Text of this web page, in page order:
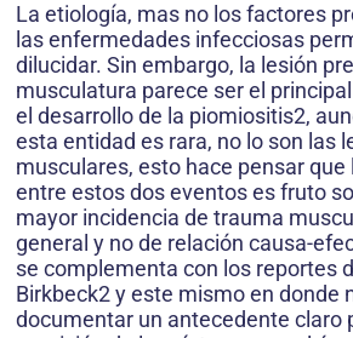
La etiología, mas no los factores
las enfermedades infecciosas
dilucidar. Sin embargo, la lesión
musculatura parece ser el
el desarrollo de la piomiositis2,
esta entidad es rara, no lo son las
musculares, esto hace pensar que
entre estos dos eventos es fruto
mayor incidencia de trauma
general y no de relación causa-
se complementa con los reportes
Birkbeck2 y este mismo en donde
documentar un antecedente claro